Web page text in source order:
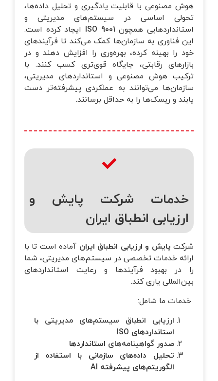
هوش مصنوعی با قابلیت یادگیری و تحلیل داده‌ها،
تحولی اساسی در سیستم‌های مدیریتی و
استانداردهایی همچون ISO 9001 ایجاد کرده است.
این فناوری به سازمان‌ها کمک می‌کند تا فرآیندهای
خود را بهینه کرده، بهره‌وری را افزایش دهند و در
بازارهای رقابتی، جایگاه قوی‌تری کسب کنند. با
ترکیب هوش مصنوعی و استانداردهای مدیریتی،
سازمان‌ها می‌توانند به عملکردی پیشرفته‌تر دست
یابند و ریسک‌ها را به حداقل برسانند.
خدمات شرکت پایش و
ارزیابی انطباق ایران
شرکت پایش و ارزیابی انطباق ایران آماده است تا با
ارائه خدمات تخصصی در سیستم‌های مدیریتی، شما
را در بهبود فرآیندها و رعایت استانداردهای
بین‌المللی یاری کند.
خدمات ما شامل:
ارزیابی انطباق سیستم‌های مدیریتی با
استانداردهای
صدور گواهینامه‌های استانداردها
تحلیل داده‌های سازمانی با استفاده از
الگوریتم‌های پیشرفته